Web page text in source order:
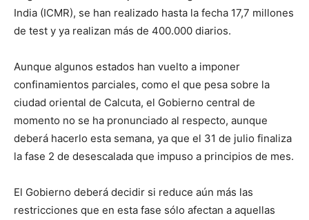
India (ICMR), se han realizado hasta la fecha 17,7 millones
de test y ya realizan más de 400.000 diarios.
Aunque algunos estados han vuelto a imponer
confinamientos parciales, como el que pesa sobre la
ciudad oriental de Calcuta, el Gobierno central de
momento no se ha pronunciado al respecto, aunque
deberá hacerlo esta semana, ya que el 31 de julio finaliza
la fase 2 de desescalada que impuso a principios de mes.
El Gobierno deberá decidir si reduce aún más las
restricciones que en esta fase sólo afectan a aquellas